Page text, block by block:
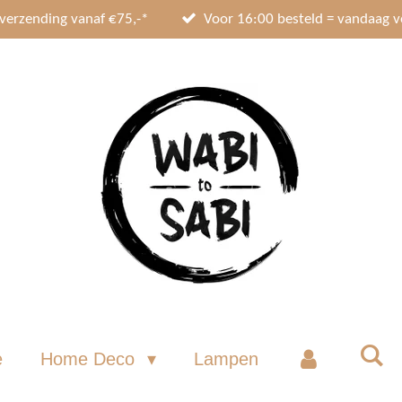
vanaf €75,-* Voor 16:00 besteld = vandaag
Home Deco Lampen